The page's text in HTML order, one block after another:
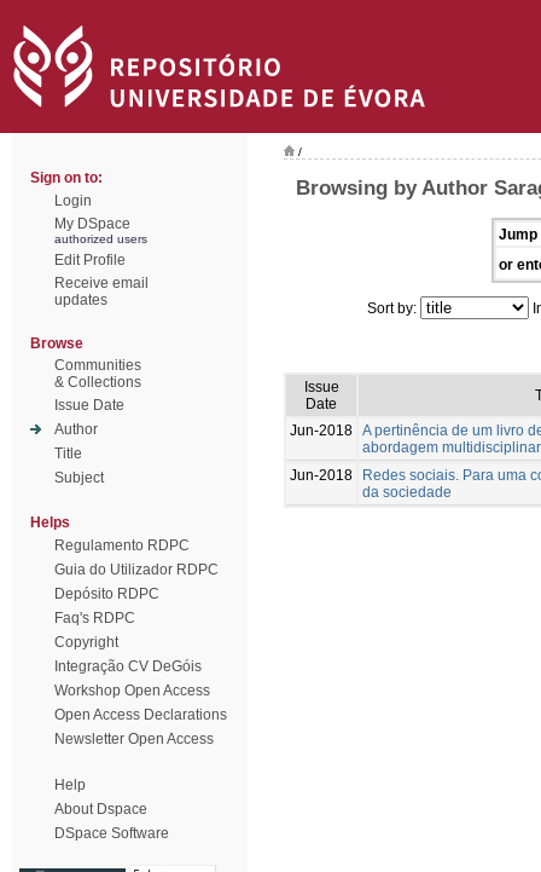
Sign on to:
Login
My DSpace
authorized users
Edit Profile
Receive email
updates
Browse
Communities
& Collections
Issue Date
Author
Title
Subject
Helps
Regulamento RDPC
Guia do Utilizador RDPC
Depósito RDPC
Faq's RDPC
Copyright
Integração CV DeGóis
Workshop Open Access
Open Access Declarations
Newsletter Open Access
Help
About Dspace
DSpace Software
/
Browsing by Author
Jump
or
Sort by:
Issue
Date
Jun-2018 A pertinência de um livro
abordagem multidisciplinar
Jun-2018
Redes sociais. Para uma
da sociedade